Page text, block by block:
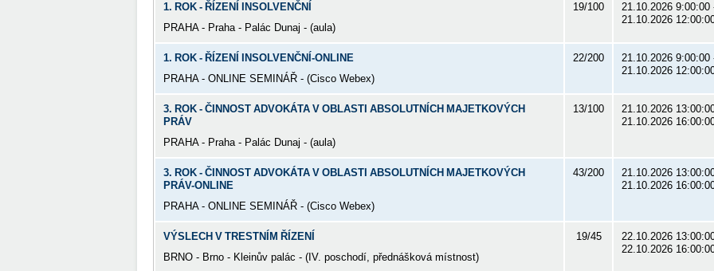
1. ROK - ŘÍZENÍ INSOLVENČNÍ
PRAHA - Praha - Palác Dunaj - (aula)
19/100
21.10.2026 9:00:00
21.10.2026
1. ROK - ŘÍZENÍ INSOLVENČNÍ-ONLINE
PRAHA - ONLINE SEMINÁŘ - (Cisco Webex)
22/200
21.10.2026 9:00:00
21.10.2026
3. ROK - ČINNOST ADVOKÁTA V OBLASTI ABSOLUTNÍCH MAJETKOVÝCH
PRÁV
PRAHA - Praha - Palác Dunaj - (aula)
13/100
21.10.2026
21.10.2026
3. ROK - ČINNOST ADVOKÁTA V OBLASTI ABSOLUTNÍCH MAJETKOVÝCH
PRÁV-ONLINE
PRAHA - ONLINE SEMINÁŘ - (Cisco Webex)
43/200
21.10.2026
21.10.2026
VÝSLECH V TRESTNÍM ŘÍZENÍ
BRNO - Brno - Kleinův palác - (IV. poschodí, přednášková místnost)
19/45
22.10.2026
22.10.2026